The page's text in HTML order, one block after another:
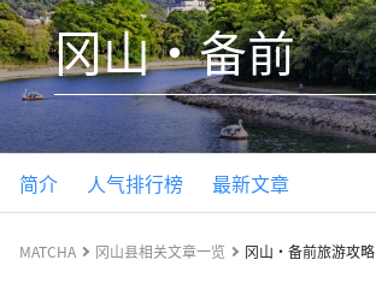
冈山・备前
简介 人气排行榜 最新文章
MATCHA 冈山县相关文章一览 冈山・备前旅游攻略